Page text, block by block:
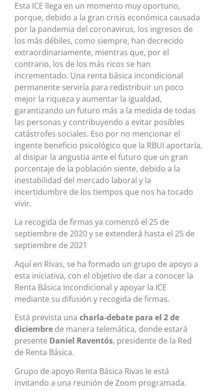
Esta ICE llega en un momento muy oportuno,
porque, debido a la gran crisis económica causada
por la pandemia del coronavirus, los ingresos de
los más débiles, como siempre, han decrecido
extraordinariamente, mientras que, por el
contrario, los de los más ricos se han
incrementado. Una renta básica incondicional
permanente serviría para redistribuir un poco
mejor la riqueza y aumentar la igualdad,
garantizando un futuro más a la medida de todas
las personas y contribuyendo a evitar posibles
catástrofes sociales. Eso por no mencionar el
ingente beneficio psicológico que la RBUI aportaría,
al disipar la angustia ante el futuro que un gran
porcentaje de la población siente, debido a la
inestabilidad del mercado laboral y la
incertidumbre de los tiempos que nos ha tocado
vivir.
La recogida de firmas ya comenzó el 25 de
septiembre de 2020 y se extenderá hasta el 25 de
septiembre de 2021
Aquí en Rivas, se ha formado un grupo de apoyo a
esta iniciativa, con el objetivo de dar a conocer la
Renta Básica Incondicional y apoyar la ICE
mediante su difusión y recogida de firmas.
Está prevista una charla-debate para el 2 de
diciembre de manera telemática, donde estará
presente Daniel Raventós, presidente de la Red
de Renta Básica.
Grupo de apoyo Renta Básica Rivas le está
invitando a una reunión de Zoom programada.